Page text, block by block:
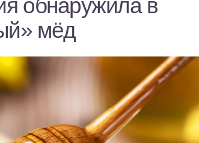
обнаружила в
мёд